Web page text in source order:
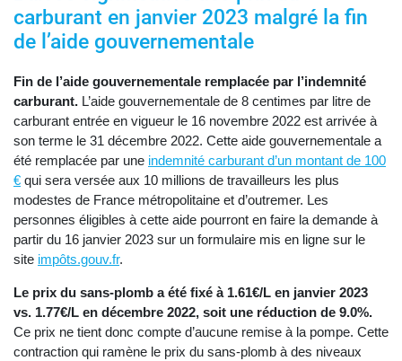
carburant en janvier 2023 malgré la fin
de l’aide gouvernementale
Fin de l’aide gouvernementale remplacée par l’indemnité
carburant. L’aide gouvernementale de 8 centimes par litre de
carburant entrée en vigueur le 16 novembre 2022 est arrivée à
son terme le 31 décembre 2022. Cette aide gouvernementale a
été remplacée par une indemnité carburant d’un montant de 100
€ qui sera versée aux 10 millions de travailleurs les plus
modestes de France métropolitaine et d’outremer. Les
personnes éligibles à cette aide pourront en faire la demande à
partir du 16 janvier 2023 sur un formulaire mis en ligne sur le
site impôts.gouv.fr.
Le prix du sans-plomb a été fixé à 1.61€/L en janvier 2023
vs. 1.77€/L en décembre 2022, soit une réduction de 9.0%.
Ce prix ne tient donc compte d’aucune remise à la pompe. Cette
contraction qui ramène le prix du sans-plomb à des niveaux